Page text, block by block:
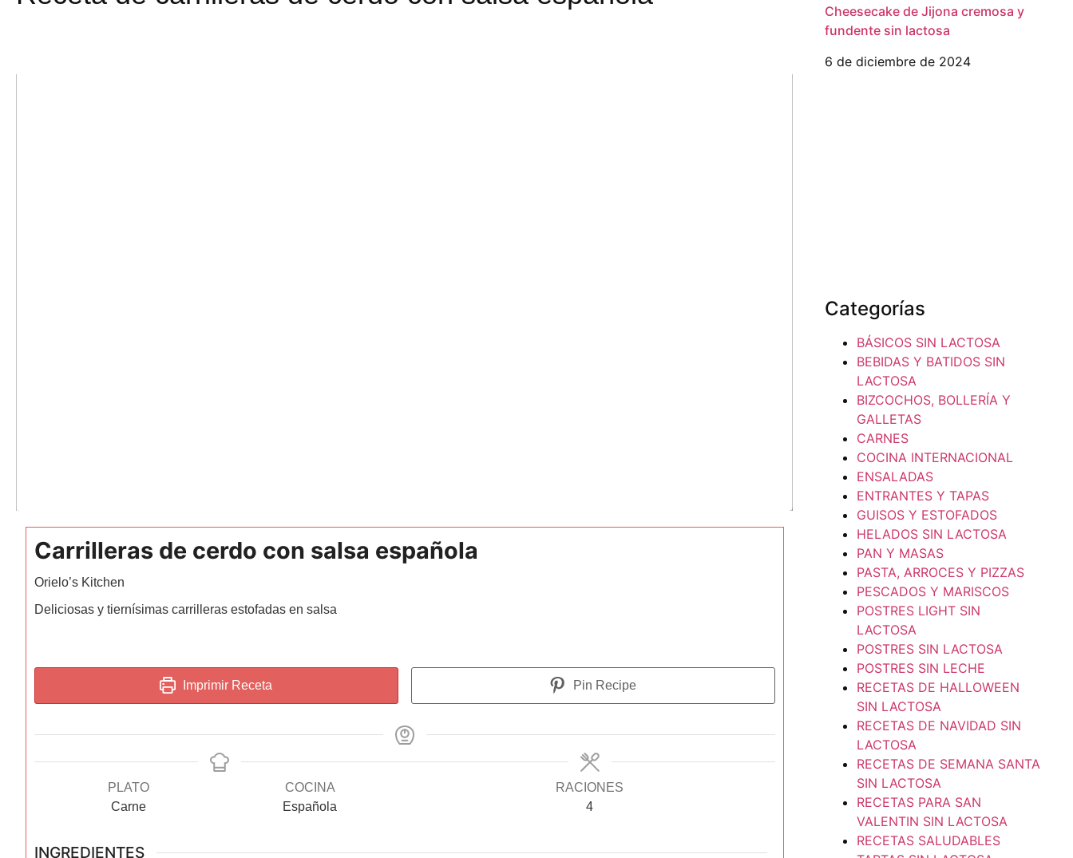
Carrilleras de cerdo con salsa española
Orielo’s Kitchen
Deliciosas y tiernísimas carrilleras estofadas en salsa
Imprimir Receta Pin Recipe
PLATO
Carne
COCINA
Española
RACIONES
4
INGREDIENTES
Cheesecake de Jijona cremosa y
fundente sin lactosa
6 de diciembre de 2024
Categorías
BÁSICOS SIN LACTOSA
BEBIDAS Y BATIDOS SIN
LACTOSA
BIZCOCHOS, BOLLERÍA Y
GALLETAS
CARNES
COCINA INTERNACIONAL
ENSALADAS
ENTRANTES Y TAPAS
GUISOS Y ESTOFADOS
HELADOS SIN LACTOSA
PAN Y MASAS
PASTA, ARROCES Y PIZZAS
PESCADOS Y MARISCOS
POSTRES LIGHT SIN
LACTOSA
POSTRES SIN LACTOSA
POSTRES SIN LECHE
RECETAS DE HALLOWEEN
SIN LACTOSA
RECETAS DE NAVIDAD SIN
LACTOSA
RECETAS DE SEMANA SANTA
SIN LACTOSA
RECETAS PARA SAN
VALENTIN SIN LACTOSA
RECETAS SALUDABLES